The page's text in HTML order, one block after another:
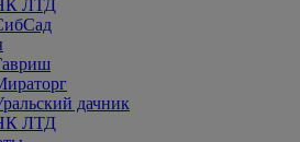
ЛТД
дачник
ЛТД